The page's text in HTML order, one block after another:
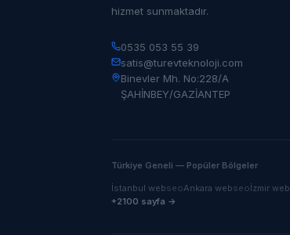
hizmet sunmaktadır.
0535 053 55 39
satis@turevteknoloji.com
Binevler Mh. No:228/A
ŞAHİNBEY/GAZİANTEP
Türkiye Geneli — Popüler Bölgeler
İstanbul webseoAnkara webseoİzmir web
+2100 sayfa →